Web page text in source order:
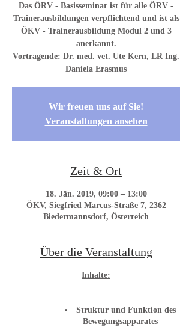
Das ÖRV - Basisseminar ist für alle ÖRV -
Trainerausbildungen verpflichtend und ist als
ÖKV - Trainerausbildung Modul 2 und 3
anerkannt.
Vortragende: Dr. med. vet. Ute Kern, LR Ing.
Wir freuen uns auf Sie!
Veranstaltungen ansehen
Zeit & Ort
18. Jän. 2019, 09:00 – 13:00
ÖKV, Siegfried Marcus-Straße 7, 2362
Biedermannsdorf, Österreich
Über die Veranstaltung
Inhalte:
Struktur und Funktion des
Bewegungsapparates